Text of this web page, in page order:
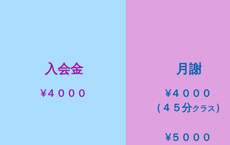
​入会金
¥４０００
月謝
¥４０００
（４５分クラス ）
​¥５０００